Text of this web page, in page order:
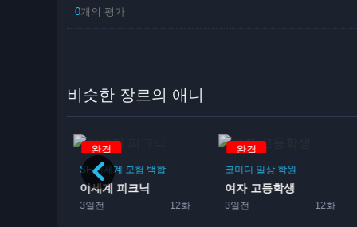
0개의 평가
비슷한 장르의 애니
완결
SF 이세계 모험 백합
이세계 피크닉
3일전 12화
완결
코미디 일상 학원
여자 고등학생
3일전 12화